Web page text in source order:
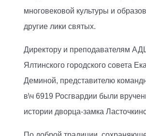
многовековой культуры и
другие лики святых.
Директору и преподавателям
Ялтинского городского совета
Деминой, представителю
в\ч 6919 Росгвардии были
истории дворца-замка